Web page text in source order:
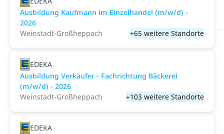
Ausbildung Kaufmann im Einzelhandel (m/w/d) -
2026
Weinstadt-Großheppach
+65 weitere Standorte
EDEKA
Ausbildung Verkäufer - Fachrichtung Bäckerei
(m/w/d) - 2026
Weinstadt-Großheppach
+103 weitere Standorte
EDEKA